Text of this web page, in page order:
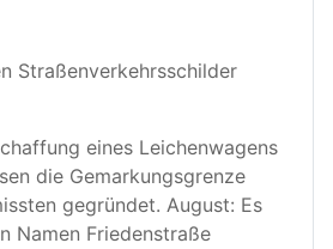
Straßenverkehrsschilder
eines Leichenwagens
die Gemarkungsgrenze
gegründet. August: Es
Namen Friedenstraße